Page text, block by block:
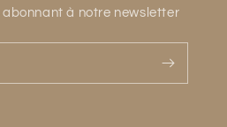
abonnant à notre newsletter